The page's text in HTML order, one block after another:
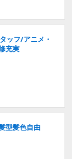
ッフ/アニメ・
充実
型髪色自由